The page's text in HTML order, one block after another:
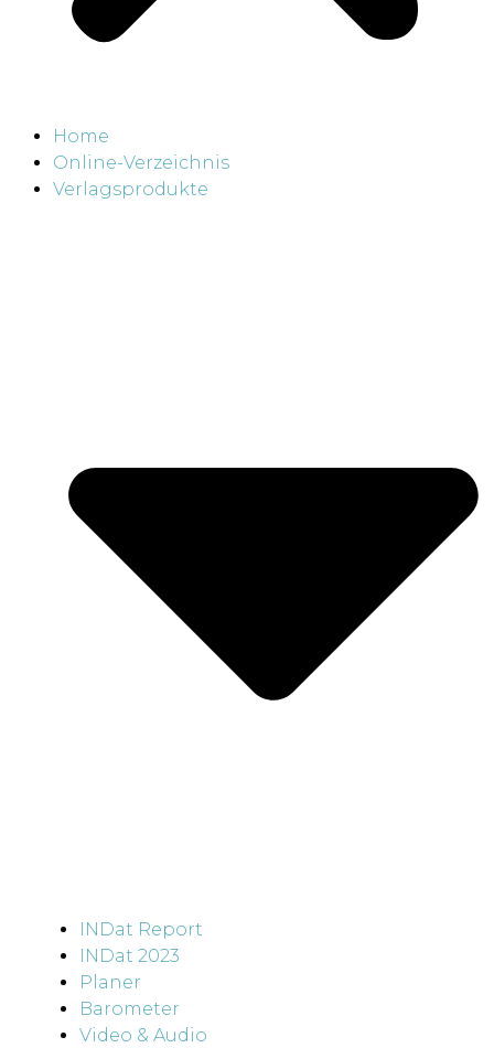
Home
Online-Verzeichnis
Verlagsprodukte
INDat Report
INDat 2023
Planer
Barometer
Video & Audio